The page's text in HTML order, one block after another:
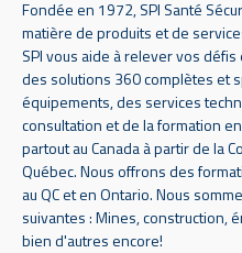
Fondée en 1972, SPI Santé
matière de produits et de
SPI vous aide à relever vos
des solutions 360 complètes et
équipements, des services
consultation et de la formation
partout au Canada à partir de la
Québec. Nous offrons des
au QC et en Ontario. Nous
suivantes : Mines, construction,
bien d'autres encore!